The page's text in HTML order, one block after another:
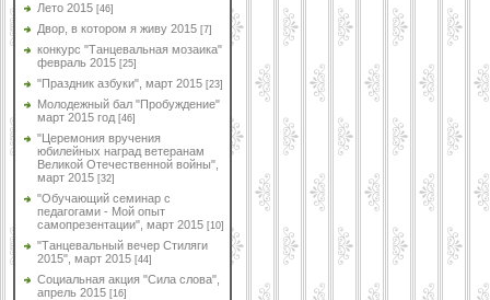
Лето 2015 [46]
Двор, в котором я живу 2015 [7]
конкурс "Танцевальная мозаика"
февраль 2015 [25]
"Праздник азбуки", март 2015 [23]
Молодежный бал "Пробуждение"
март 2015 год [46]
"Церемония вручения
юбилейных наград ветеранам
Великой Отечественной войны",
март 2015 [32]
"Обучающий семинар с
педагогами - Мой опыт
самопрезентации", март 2015 [10]
"Танцевальный вечер Стиляги
2015", март 2015 [44]
Социальная акция "Сила слова",
апрель 2015 [16]